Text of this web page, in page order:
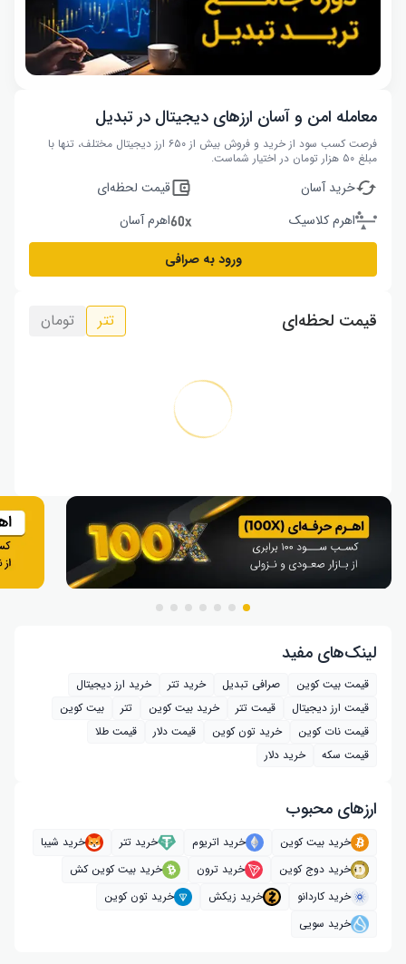
معامله امن و آسان ارزهای دیجیتال در تبدیل
فرصت کسب سود از خرید و فروش بیش از ۶۵۰ ارز دیجیتال مختلف، تنها با
مبلغ ۵۰ هزار تومان در اختیار شماست.
خرید آسان
قیمت لحظه‌ای
اهرم کلاسیک
اهرم آسان
ورود به صرافی
قیمت لحظه‌ای تتر تومان
لینک‌های مفید
قیمت بیت کوین صرافی تبدیل خرید تتر
خرید ارز دیجیتال
قیمت ارز دیجیتال
قیمت تتر خرید بیت‌ کوین تتر
بیت کوین
قیمت نات کوین
خرید تون کوین قیمت دلار
قیمت طلا
قیمت سکه
خرید دلار
ارز‌های محبوب
خرید بیت کوین خرید اتریوم خرید تتر
خرید شیبا
خرید دوج کوین
خرید ترون
خرید بیت کوین کش
خرید کاردانو
خرید زیکش
خرید تون کوین
خرید سویی